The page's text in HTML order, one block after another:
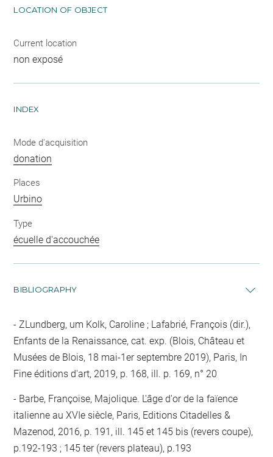
LOCATION OF OBJECT
Current location
non exposé
INDEX
Mode d'acquisition
donation
Places
Urbino
Type
écuelle d'accouchée
BIBLIOGRAPHY
ZLundberg, um Kolk, Caroline ; Lafabrié, François (dir.),
Enfants de la Renaissance, cat. exp. (Blois, Château et
Musées de Blois, 18 mai-1er septembre 2019), Paris, In
Fine éditions d'art, 2019, p. 168, ill. p. 169, n° 20
Barbe, Françoise, Majolique. L'âge d'or de la faïence
italienne au XVIe siècle, Paris, Editions Citadelles &
Mazenod, 2016, p. 191, ill. 145 et 145 bis (revers coupe),
p.192-193 ; 145 ter (revers plateau), p.193